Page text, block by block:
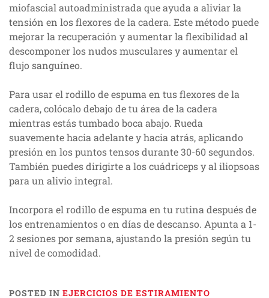
miofascial autoadministrada que ayuda a aliviar la
tensión en los flexores de la cadera. Este método puede
mejorar la recuperación y aumentar la flexibilidad al
descomponer los nudos musculares y aumentar el
flujo sanguíneo.
Para usar el rodillo de espuma en tus flexores de la
cadera, colócalo debajo de tu área de la cadera
mientras estás tumbado boca abajo. Rueda
suavemente hacia adelante y hacia atrás, aplicando
presión en los puntos tensos durante 30-60 segundos.
También puedes dirigirte a los cuádriceps y al iliopsoas
para un alivio integral.
Incorpora el rodillo de espuma en tu rutina después de
los entrenamientos o en días de descanso. Apunta a 1-
2 sesiones por semana, ajustando la presión según tu
nivel de comodidad.
POSTED IN EJERCICIOS DE ESTIRAMIENTO